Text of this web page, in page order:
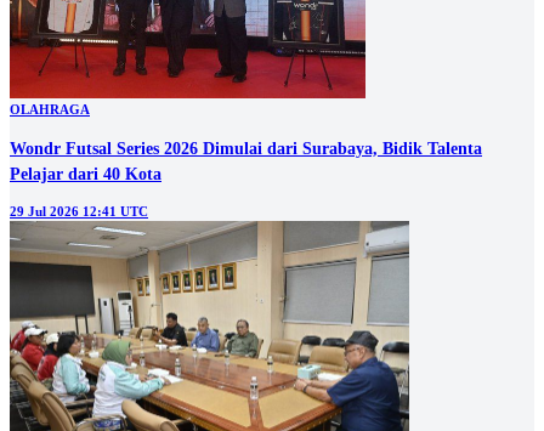
OLAHRAGA
Wondr Futsal Series 2026 Dimulai dari Surabaya, Bidik Talenta
Pelajar dari 40 Kota
29 Jul 2026 12:41 UTC